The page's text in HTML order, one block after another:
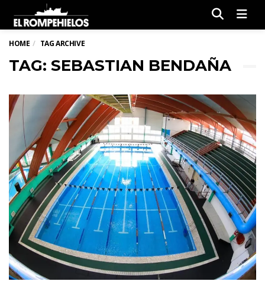
HOME TAG ARCHIVE
TAG: SEBASTIAN BENDAÑA